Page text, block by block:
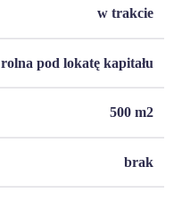
w trakcie
rolna pod lokatę kapitału
500 m2
brak